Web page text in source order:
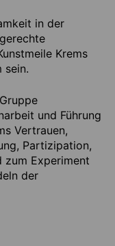
in der
Krems
sein.
und Führung
Vertrauen,
Partizipation,
zum Experiment
der